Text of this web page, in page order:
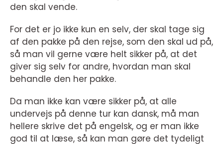
den skal vende.
For det er jo ikke kun en selv, der skal tage sig
af den pakke på den rejse, som den skal ud på,
så man vil gerne være helt sikker på, at det
giver sig selv for andre, hvordan man skal
behandle den her pakke.
Da man ikke kan være sikker på, at alle
undervejs på denne tur kan dansk, må man
hellere skrive det på engelsk, og er man ikke
god til at læse, så kan man gøre det tydeligt